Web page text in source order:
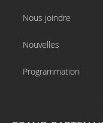
Nous joindre
Nouvelles
Programmation